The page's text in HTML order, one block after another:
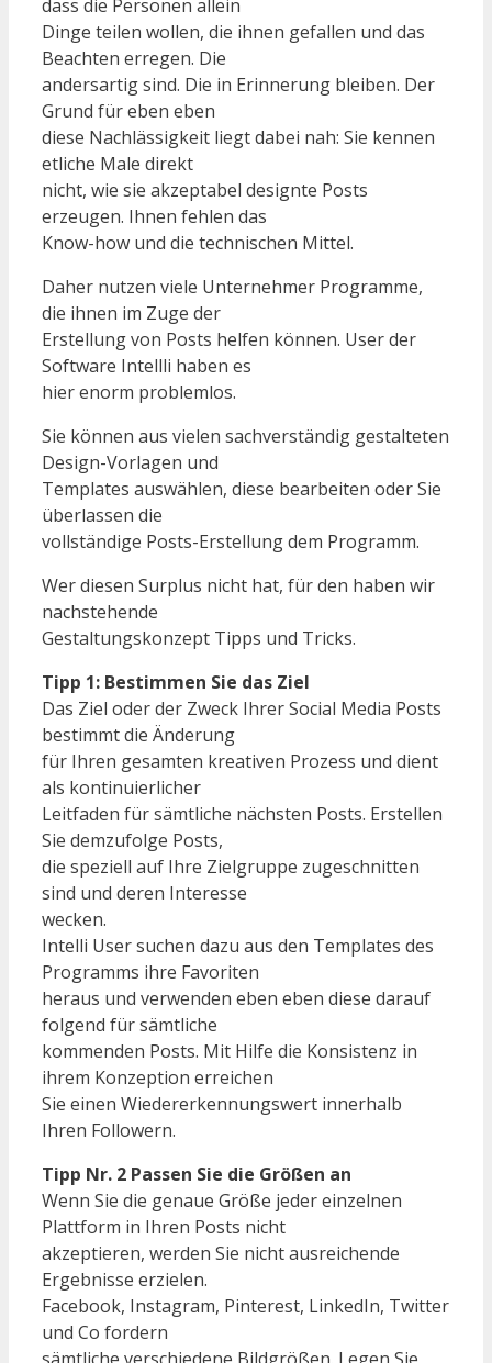
dass die Personen allein
Dinge teilen wollen, die ihnen gefallen und das
Beachten erregen. Die
andersartig sind. Die in Erinnerung bleiben. Der
Grund für eben eben
diese Nachlässigkeit liegt dabei nah: Sie kennen
etliche Male direkt
nicht, wie sie akzeptabel designte Posts
erzeugen. Ihnen fehlen das
Know-how und die technischen Mittel.
Daher nutzen viele Unternehmer Programme,
die ihnen im Zuge der
Erstellung von Posts helfen können. User der
Software Intellli haben es
hier enorm problemlos.
Sie können aus vielen sachverständig gestalteten
Design-Vorlagen und
Templates auswählen, diese bearbeiten oder Sie
überlassen die
vollständige Posts-Erstellung dem Programm.
Wer diesen Surplus nicht hat, für den haben wir
nachstehende
Gestaltungskonzept Tipps und Tricks.
Tipp 1: Bestimmen Sie das Ziel
Das Ziel oder der Zweck Ihrer Social Media Posts
bestimmt die Änderung
für Ihren gesamten kreativen Prozess und dient
als kontinuierlicher
Leitfaden für sämtliche nächsten Posts. Erstellen
Sie demzufolge Posts,
die speziell auf Ihre Zielgruppe zugeschnitten
sind und deren Interesse
wecken.
Intelli User suchen dazu aus den Templates des
Programms ihre Favoriten
heraus und verwenden eben eben diese darauf
folgend für sämtliche
kommenden Posts. Mit Hilfe die Konsistenz in
ihrem Konzeption erreichen
Sie einen Wiedererkennungswert innerhalb
Ihren Followern.
Tipp Nr. 2 Passen Sie die Größen an
Wenn Sie die genaue Größe jeder einzelnen
Plattform in Ihren Posts nicht
akzeptieren, werden Sie nicht ausreichende
Ergebnisse erzielen.
Facebook, Instagram, Pinterest, LinkedIn, Twitter
und Co fordern